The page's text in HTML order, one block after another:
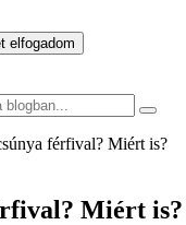
elfogadom
férfival? Miért is?
Miért is?